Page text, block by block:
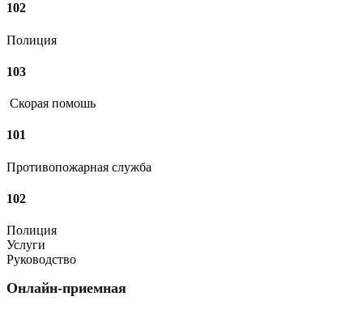
102
Полиция
103
Скорая помошь
101
Противопожарная служба
102
Полиция
Услуги
Руководство
Онлайн-приемная